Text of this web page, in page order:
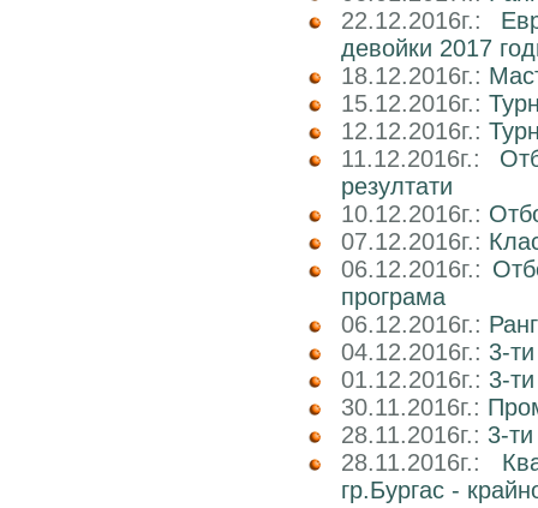
22.12.2016г.:
девойки 2017
18.12.2016г.:
15.12.2016г.:
12.12.2016г.:
11.12.2016г.:
резултати
10.12.2016г.:
07.12.2016г.:
06.12.2016г.:
програма
06.12.2016г.:
04.12.2016г.: 3-
01.12.2016г.: 3-
30.11.2016г.:
28.11.2016г.: 3-
28.11.2016г.:
гр.Бургас -